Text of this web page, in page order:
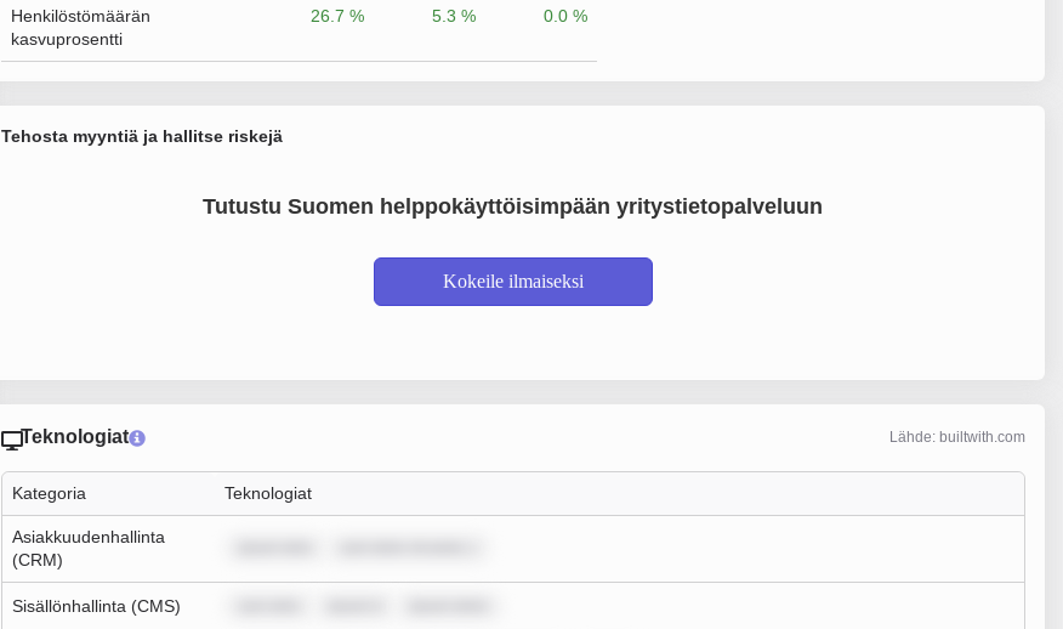
Henkilöstömäärän
kasvuprosentti
26.7 % 5.3 % 0.0 %
Tehosta myyntiä ja hallitse riskejä
Tutustu Suomen helppokäyttöisimpään yritystietopalveluun
Kokeile ilmaiseksi
Teknologiat Lähde: builtwith.com
Kategoria Teknologiat
Asiakkuudenhallinta
(CRM)
Sisällönhallinta (CMS)